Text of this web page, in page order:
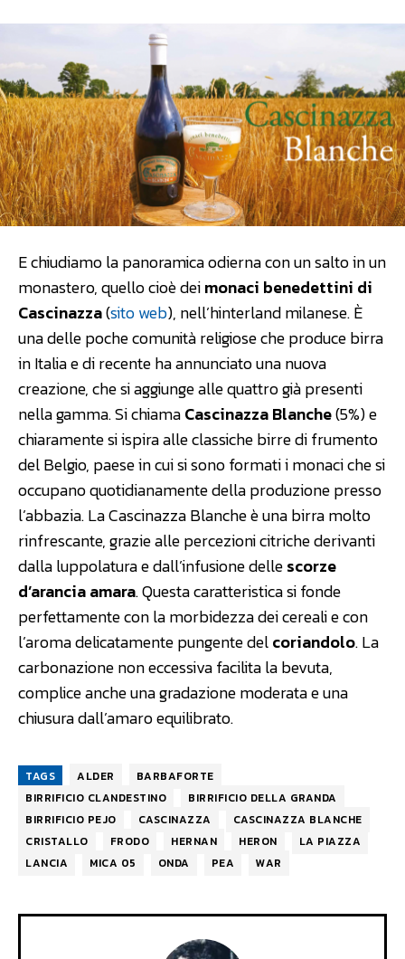
E chiudiamo la panoramica odierna con un salto in un
monastero, quello cioè deimonaci benedettini di
Cascinazza(sito web), nell’hinterland milanese. È
una delle poche comunità religiose che produce birra
in Italia e di recente ha annunciato una nuova
creazione, che si aggiunge alle quattro già presenti
nella gamma. Si chiamaCascinazza Blanche(5%) e
chiaramente si ispira alle classiche birre di frumento
del Belgio, paese in cui si sono formati i monaci che si
occupano quotidianamente della produzione presso
l’abbazia. La Cascinazza Blanche è una birra molto
rinfrescante, grazie alle percezioni citriche derivanti
dalla luppolatura e dall’infusione dellescorze
d’arancia amara. Questa caratteristica si fonde
perfettamente con la morbidezza dei cereali e con
l’aroma delicatamente pungente delcoriandolo. La
carbonazione non eccessiva facilita la bevuta,
complice anche una gradazione moderata e una
chiusura dall’amaro equilibrato.
TAGS ALDER
BARBAFORTE
BIRRIFICIO CLANDESTINO
BIRRIFICIO DELLA GRANDA
BIRRIFICIO PEJO
CASCINAZZA
CASCINAZZA BLANCHE
CRISTALLO
FRODO HERNAN HERON
LA PIAZZA
LANCIA
MICA 05 ONDA PEA WAR